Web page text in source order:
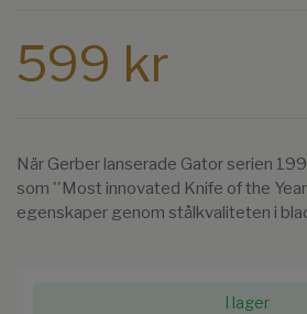
599 kr
När Gerber lanserade Gator serien
som ''Most innovated Knife of the
egenskaper genom stålkvaliteten i
I lager